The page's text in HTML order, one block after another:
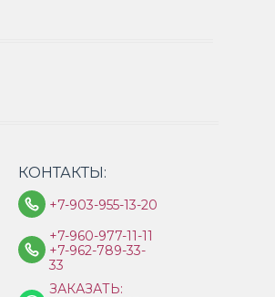
КОНТАКТЫ:
+7-903-955-13-20
+7-960-977-11-11
+7-962-789-33-
33
ЗАКАЗАТЬ: